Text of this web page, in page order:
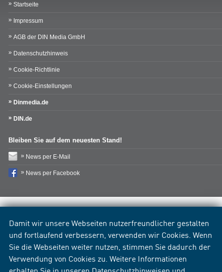
Damit wir unsere Webseiten nutzerfreundlicher gestalten
und fortlaufend verbessern, verwenden wir Cookies. Wenn
Sie die Webseiten weiter nutzen, stimmen Sie dadurch der
Verwendung von Cookies zu. Weitere Informationen
Startseite
Impressum
AGB der DIN Media GmbH
Datenschutzhinweis
Cookie-Richtlinie
Cookie-Einstellungen
Dinmedia.de
DIN.de
Bleiben Sie auf dem neuesten Stand!
News per E-Mail
News per Facebook